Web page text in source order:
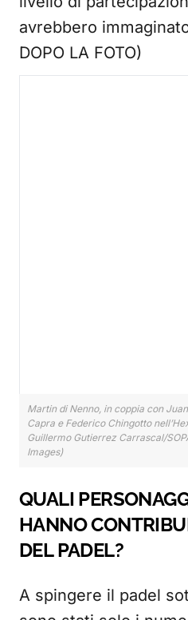
avrebbero
DOPO LA FOTO)
Martin di Nenno, in coppia con
Capra e Federico Chingotto
Guillermo Gutierrez Carrascal/
Images)
QUALI
HANNO
DEL PADEL?
A spingere il padel